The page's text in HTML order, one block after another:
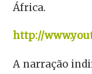
África.
http://
A narração